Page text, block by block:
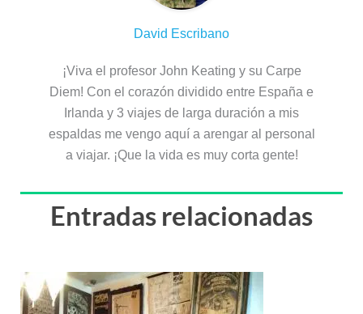
David Escribano
¡Viva el profesor John Keating y su Carpe
Diem! Con el corazón dividido entre España e
Irlanda y 3 viajes de larga duración a mis
espaldas me vengo aquí a arengar al personal
a viajar. ¡Que la vida es muy corta gente!
Entradas relacionadas